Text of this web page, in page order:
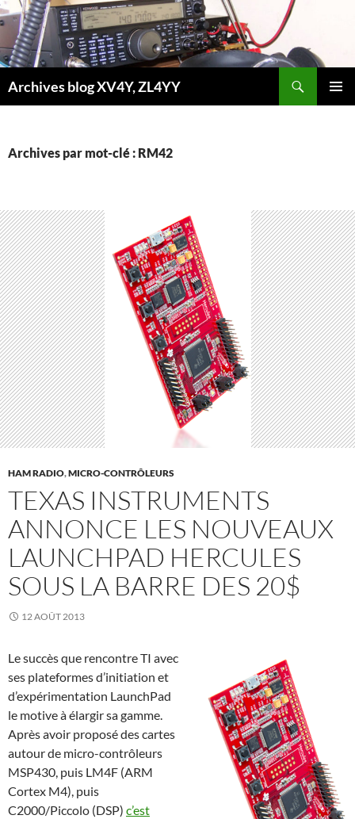
Aller
au
contenu
Archives blog XV4Y, ZL4YY
Archives par mot-clé : RM42
HAM RADIO,MICRO-CONTRÔLEURS
TEXAS INSTRUMENTS
ANNONCE LES NOUVEAUX
LAUNCHPAD HERCULES
SOUS LA BARRE DES 20$
12 AOÛT 2013
Le succès que rencontre TI avec
ses plateformes d’initiation et
d’expérimentation LaunchPad
le motive à élargir sa gamme.
Après avoir proposé des cartes
autour de micro-contrôleurs
MSP430, puis LM4F (ARM
Cortex M4), puis
C2000/Piccolo (DSP) c’est